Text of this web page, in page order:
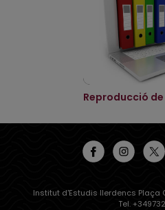
Reproducció
Institut d'Estudis Ilerdencs
Tel.